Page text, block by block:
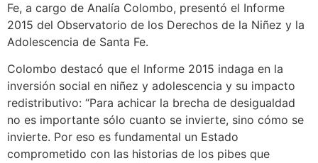
Fe, a cargo de Analía Colombo, presentó el Informe
2015 del Observatorio de los Derechos de la Niñez y la
Adolescencia de Santa Fe.
Colombo destacó que el Informe 2015 indaga en la
inversión social en niñez y adolescencia y su impacto
redistributivo: “Para achicar la brecha de desigualdad
no es importante sólo cuanto se invierte, sino cómo se
invierte. Por eso es fundamental un Estado
comprometido con las historias de los pibes que